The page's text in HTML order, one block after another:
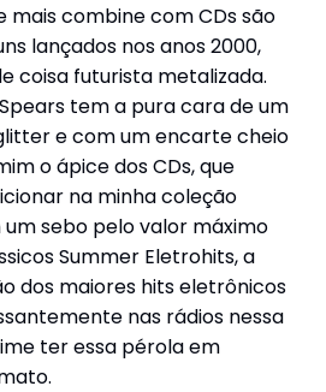
mais combine com CDs são
lançados nos anos 2000,
coisa futurista metalizada.
tem a pura cara de um
e com um encarte cheio
o ápice dos CDs, que
na minha coleção
sebo pelo valor máximo
Summer Eletrohits, a
dos maiores hits eletrônicos
nas rádios nessa
ter essa pérola em